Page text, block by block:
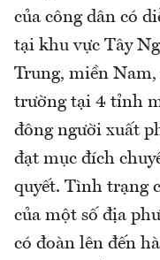
của công dân có
tại khu vực Tây
Trung, miền Nam,
trường tại 4 tỉnh
đông người xuất
đạt mục đích
quyết. Tình trạng
của một số địa
có đoàn lên đến